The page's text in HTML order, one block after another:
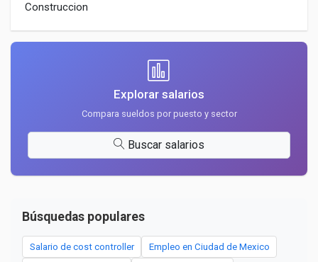
Construccion
Explorar salarios
Compara sueldos por puesto y sector
Buscar salarios
Búsquedas populares
Salario de cost controller Empleo en Ciudad de Mexico